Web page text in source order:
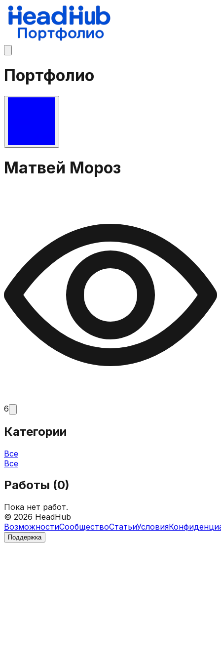
Портфолио
Матвей Мороз
6
Категории
Все
Все
Работы (0)
Пока нет работ.
© 2026 HeadHub
ВозможностиСообществоСтатьиУсловия
Поддержка